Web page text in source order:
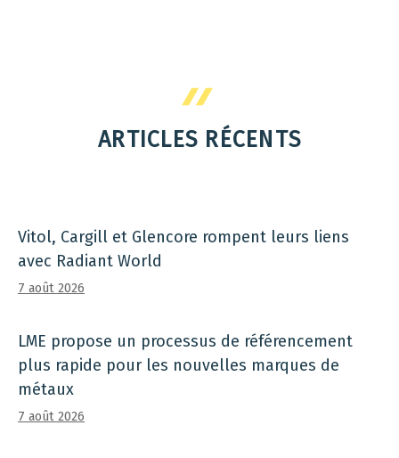
ARTICLES RÉCENTS
Vitol, Cargill et Glencore rompent leurs liens
avec Radiant World
7 août 2026
LME propose un processus de référencement
plus rapide pour les nouvelles marques de
métaux
7 août 2026